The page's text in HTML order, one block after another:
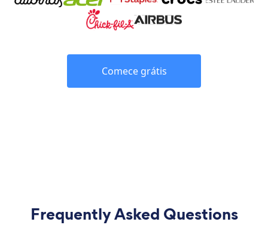
Comece grátis
Frequently Asked Questions